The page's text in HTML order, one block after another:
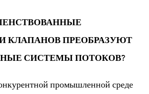
КЛАПАНОВ ПРЕОБРАЗУЮТ
СИСТЕМЫ ПОТОКОВ?
промышленной среде